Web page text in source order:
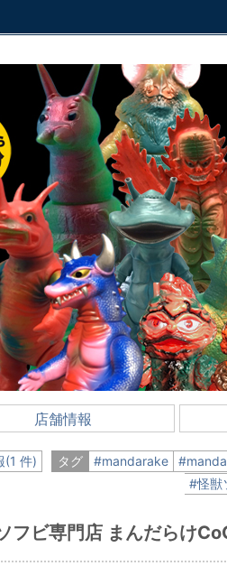
店舗情報
(1 件) タグ #mandarake
#怪獣
フビ専門店 まんだらけ